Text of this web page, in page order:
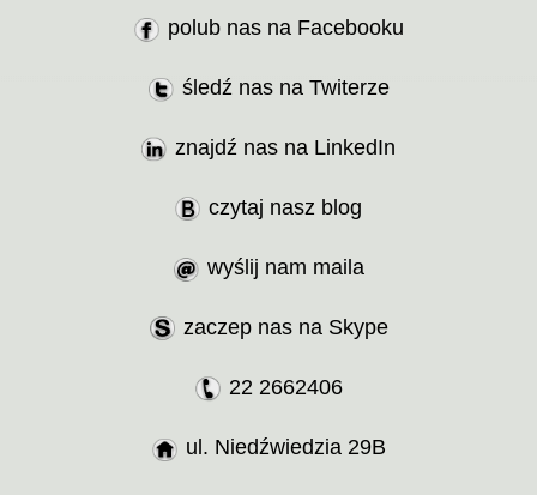
polub nas na Facebooku
śledź nas na Twiterze
znajdź nas na LinkedIn
czytaj nasz blog
wyślij nam maila
zaczep nas na Skype
22 2662406
ul. Niedźwiedzia 29B